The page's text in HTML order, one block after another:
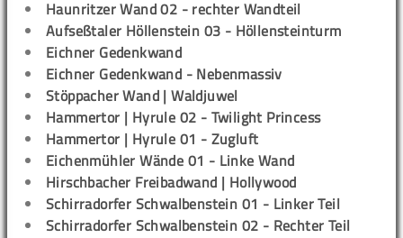
Haunritzer Wand 02 - rechter Wandteil
Aufseßtaler Höllenstein 03 - Höllensteinturm
Eichner Gedenkwand
Eichner Gedenkwand - Nebenmassiv
Stöppacher Wand | Waldjuwel
Hammertor | Hyrule 02 - Twilight Princess
Hammertor | Hyrule 01 - Zugluft
Eichenmühler Wände 01 - Linke Wand
Hirschbacher Freibadwand | Hollywood
Schirradorfer Schwalbenstein 01 - Linker Teil
Schirradorfer Schwalbenstein 02 - Rechter Teil